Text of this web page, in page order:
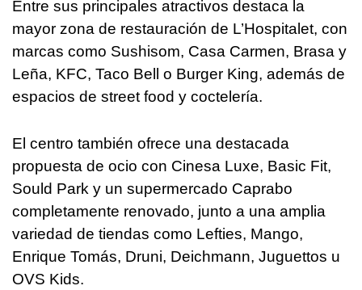
Entre sus principales atractivos destaca la
mayor zona de restauración de L’Hospitalet, con
marcas como Sushisom, Casa Carmen, Brasa y
Leña, KFC, Taco Bell o Burger King, además de
espacios de street food y coctelería.
El centro también ofrece una destacada
propuesta de ocio con Cinesa Luxe, Basic Fit,
Sould Park y un supermercado Caprabo
completamente renovado, junto a una amplia
variedad de tiendas como Lefties, Mango,
Enrique Tomás, Druni, Deichmann, Juguettos u
OVS Kids.